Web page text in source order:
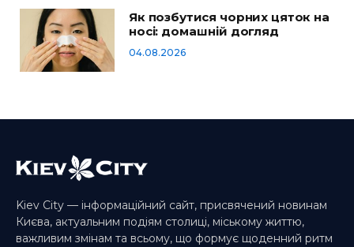
Як позбутися чорних цяток на
носі: домашній догляд
04.08.2026
Kiev City — інформаційний сайт, присвячений новинам
Києва, актуальним подіям столиці, міському життю,
важливим змінам та всьому, що формує щоденний ритм